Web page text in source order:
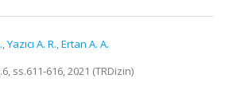
,Yazıcı A. R.,Ertan A. A.
ss.611-616, 2021 (TRDizin)